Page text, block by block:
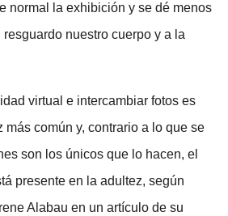
normal la exhibición y se dé menos
nuestro cuerpo y a la
virtual e intercambiar fotos es
más común y, contrario a lo que se
son los únicos que lo hacen, el
presente en la adultez, según
Alabau en un artículo de su